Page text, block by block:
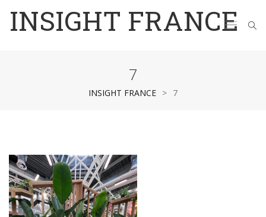
INSIGHT FRANCE
7
INSIGHT FRANCE > 7